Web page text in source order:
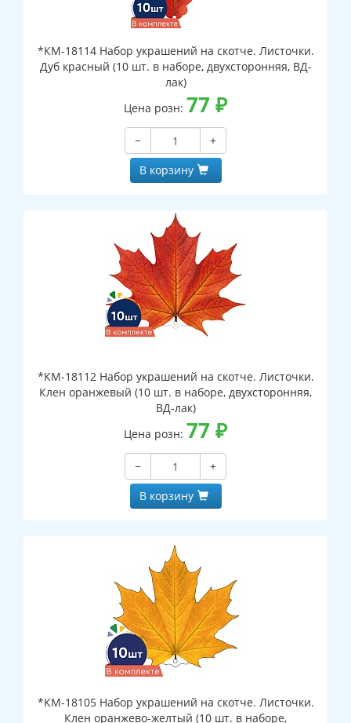
*КМ-18114 Набор украшений на скотче. Листочки.
Дуб красный (10 шт. в наборе, двухсторонняя, ВД-
лак)
Цена розн: 77 ₽
−
+
В корзину
*КМ-18112 Набор украшений на скотче. Листочки.
Клен оранжевый (10 шт. в наборе, двухсторонняя,
ВД-лак)
Цена розн: 77 ₽
−
+
В корзину
*КМ-18105 Набор украшений на скотче. Листочки.
Клен оранжево-желтый (10 шт. в наборе,